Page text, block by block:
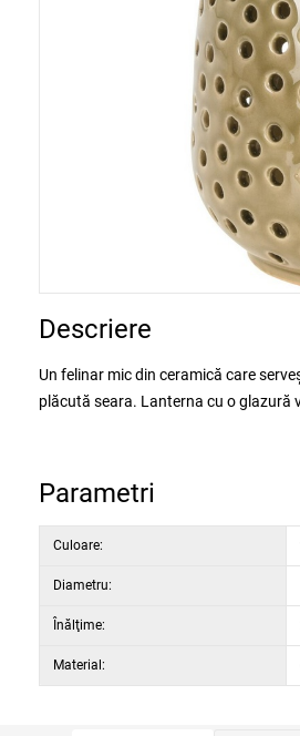
Descriere
Un felinar mic din ceramică care
plăcută seara. Lanterna cu o glazură
este introdusă în felinar, pe perete
dotat cu un mâner pentru transport
Parametri
Culoare:
Diametru:
Înălţime:
Material: